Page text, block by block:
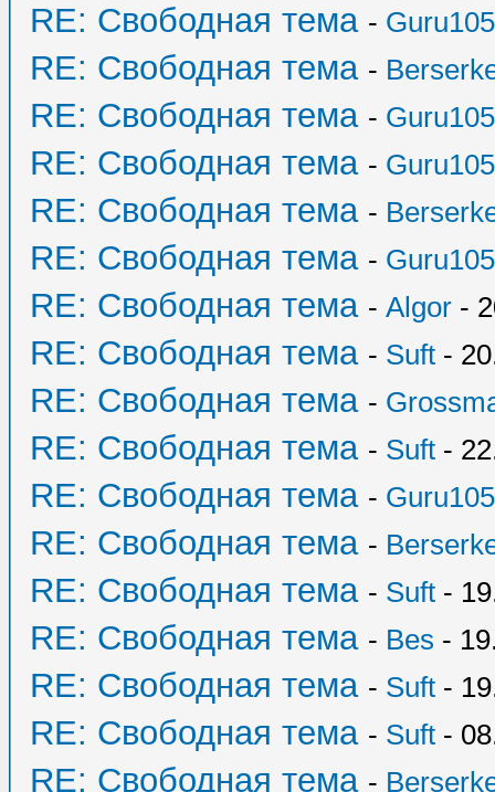
RE: Свободная тема - Guru105
RE: Свободная тема -
RE: Свободная тема - Guru105
RE: Свободная тема - Guru105
RE: Свободная тема -
RE: Свободная тема - Guru105
RE: Свободная тема - Algor -
RE: Свободная тема - Suft -
RE: Свободная тема -
RE: Свободная тема - Suft -
RE: Свободная тема - Guru105
RE: Свободная тема -
RE: Свободная тема - Suft -
RE: Свободная тема - Bes -
RE: Свободная тема - Suft -
RE: Свободная тема - Suft -
RE: Свободная тема -